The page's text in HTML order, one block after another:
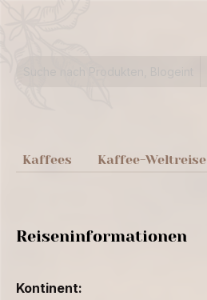
Kaffees Kaffee-Weltreise
Reiseninformationen
Kontinent: